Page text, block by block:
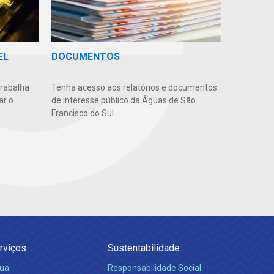
o
DOCUMENTOS
Tenha acesso aos relatórios e documentos
de interesse público da Águas de São
Francisco do Sul.
Sustentabilidade
Responsabilidade Social